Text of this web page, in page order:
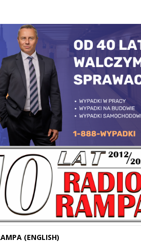
(ENGLISH)